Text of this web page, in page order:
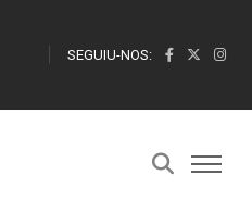
SEGUIU-NOS: